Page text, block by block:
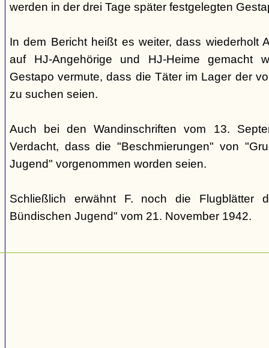
werden in der drei Tage später festgelegten
In dem Bericht heißt es weiter, dass wiederholt
auf HJ-Angehörige und HJ-Heime gemacht
Gestapo vermute, dass die Täter im Lager der
zu suchen seien.
Auch bei den Wandinschriften vom 13.
Verdacht, dass die "Beschmierungen" von
Jugend" vorgenommen worden seien.
Schließlich erwähnt F. noch die Flugblätter
Bündischen Jugend" vom 21. November 1942.